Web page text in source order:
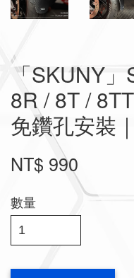
「SKUNY
8R / 8T /
免鑽孔安裝
NT$ 990
數量